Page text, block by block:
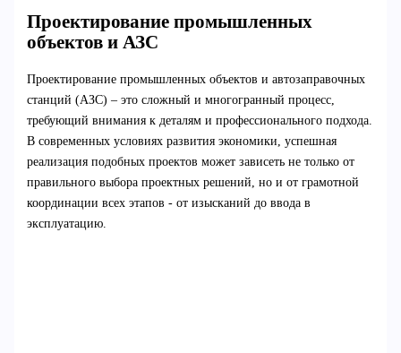
Проектирование промышленных
объектов и АЗС
Проектирование промышленных объектов и автозаправочных
станций (АЗС) – это сложный и многогранный процесс,
требующий внимания к деталям и профессионального подхода.
В современных условиях развития экономики, успешная
реализация подобных проектов может зависеть не только от
правильного выбора проектных решений, но и от грамотной
координации всех этапов - от изысканий до ввода в
эксплуатацию.